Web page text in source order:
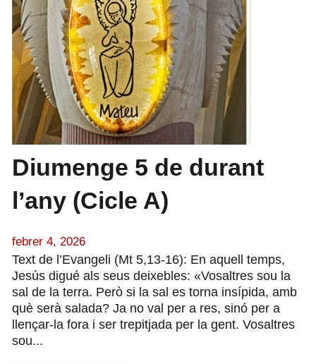
Diumenge 5 de durant
l’any (Cicle A)
febrer 4, 2026
Text de l’Evangeli (Mt 5,13-16): En aquell temps,
Jesús digué als seus deixebles: «Vosaltres sou la
sal de la terra. Però si la sal es torna insípida, amb
què serà salada? Ja no val per a res, sinó per a
llençar-la fora i ser trepitjada per la gent. Vosaltres
sou...